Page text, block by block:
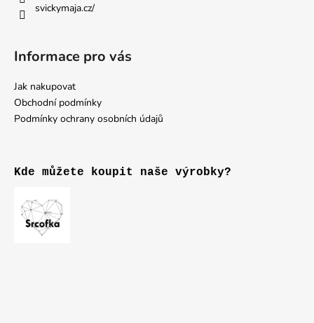
svickymaja.cz/
Informace pro vás
Jak nakupovat
Obchodní podmínky
Podmínky ochrany osobních údajů
Kde můžete koupit naše výrobky?